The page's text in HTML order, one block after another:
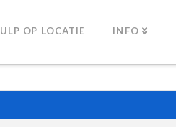
OP LOCATIE INFO